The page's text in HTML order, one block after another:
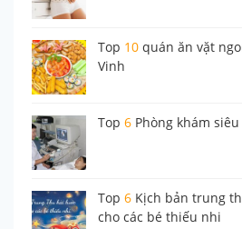
Top 10 quán ăn vặt
Vinh
Top 6 Phòng khám
Top 6 Kịch bản trung
cho các bé thiếu nhi